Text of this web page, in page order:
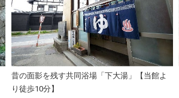
昔の面影を残す共同浴場「下大湯」【当館よ
り徒歩10分】